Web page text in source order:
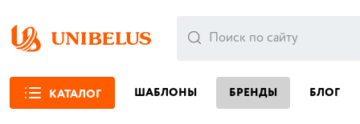
КАТАЛОГ ШАБЛОНЫ БРЕНДЫ БЛОГ